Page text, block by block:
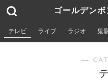
ゴールデン
テレビ ライブ ラジオ 鬼
―